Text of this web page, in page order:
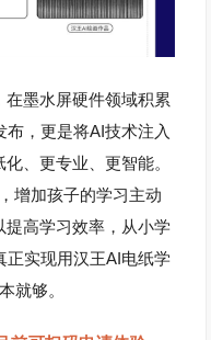
墨水屏硬件领域积累
布，更是将AI技术注入
、更专业、更智能。
增加孩子的学习主动
提高学习效率 ，从小学
正实现用汉王AI电纸学
就够。